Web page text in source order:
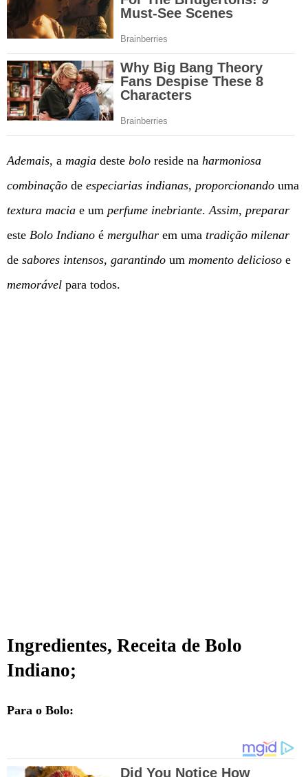
Ademais, a magia deste bolo reside na harmoniosa
combinação de especiarias indianas, proporcionando uma
textura macia e um perfume inebriante. Assim, preparar
este Bolo Indiano é mergulhar em uma tradição milenar
de sabores intensos, garantindo um momento delicioso e
memorável para todos.
Ingredientes, Receita de Bolo
Indiano;
Para o Bolo: